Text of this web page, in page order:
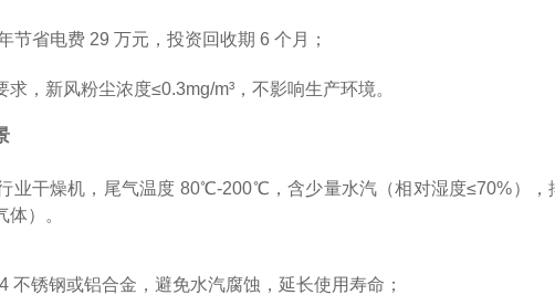
节省电费 29 万元，投资回收期 6 个月；
，新风粉尘浓度≤0.3mg/m³，不影响生产环境。
业干燥机，尾气温度 80℃-200℃，含少量水汽（相对湿度≤70%），
）。
不锈钢或铝合金，避免水汽腐蚀，延长使用寿命；